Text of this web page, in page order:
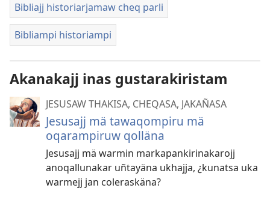
Bibliajj historiarjamaw cheq parli
Bibliampi historiampi
Akanakajj inas gustarakiristam
JESUSAW THAKISA, CHEQASA, JAKAÑASA
Jesusajj mä tawaqompiru mä
oqarampiruw qolläna
Jesusajj mä warmin markapankirinakarojj
anoqallunakar uñtayäna ukhajja, ¿kunatsa uka
warmejj jan coleraskäna?